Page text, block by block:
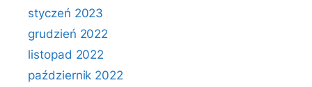
styczeń 2023
grudzień 2022
listopad 2022
październik 2022